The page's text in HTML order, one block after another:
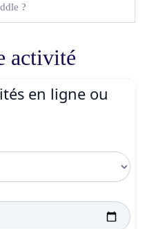
?
activité
en ligne ou